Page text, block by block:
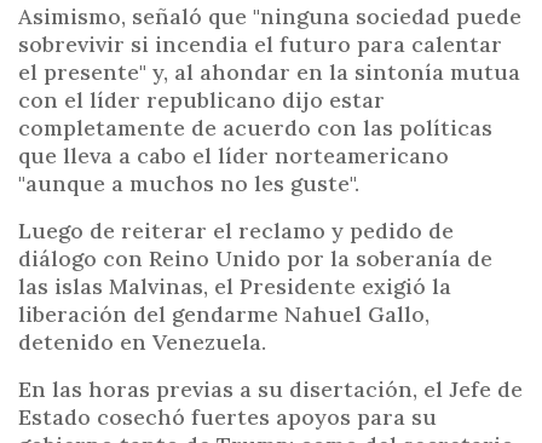
Asimismo, señaló que "ninguna sociedad puede
sobrevivir si incendia el futuro para calentar
el presente" y, al ahondar en la sintonía mutua
con el líder republicano dijo estar
completamente de acuerdo con las políticas
que lleva a cabo el líder norteamericano
"aunque a muchos no les guste".
Luego de reiterar el reclamo y pedido de
diálogo con Reino Unido por la soberanía de
las islas Malvinas, el Presidente exigió la
liberación del gendarme Nahuel Gallo,
detenido en Venezuela.
En las horas previas a su disertación, el Jefe de
Estado cosechó fuertes apoyos para su